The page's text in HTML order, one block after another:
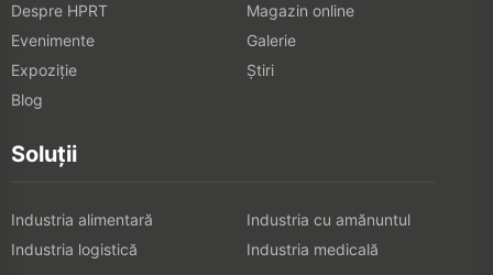
Despre HPRT
Magazin online
Evenimente
Galerie
Expoziţie
Știri
Blog
Soluții
Industria alimentară
Industria cu amănuntul
Industria logistică
Industria medicală